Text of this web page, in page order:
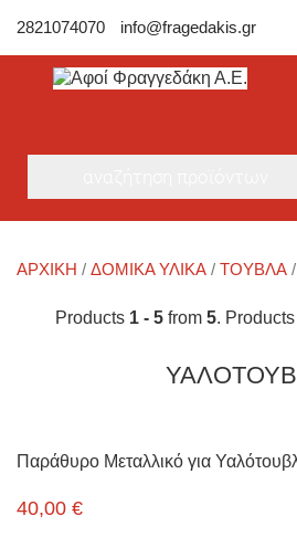
2821074070 info@fragedakis.gr
ΑΡΧΙΚΉ / ΔΟΜΙΚΑ ΥΛΙΚΑ / ΤΟΎΒΛΑ
Products 1 - 5 from 5.
Παράθυρο Μεταλλικό για
40,00 €